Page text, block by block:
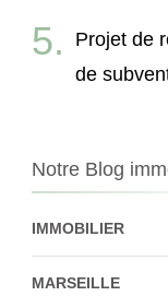
Projet de
de
Notre Blog
IMMOBILIER
MARSEILLE